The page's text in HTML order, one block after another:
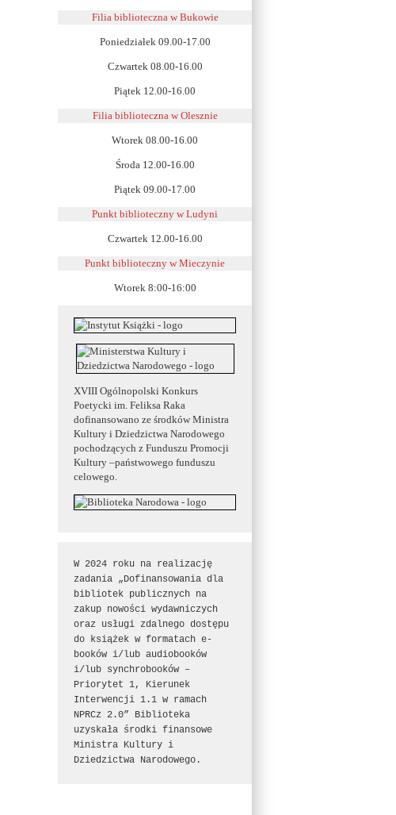
Filia biblioteczna w Bukowie
Poniedziałek 09.00-17.00
Czwartek 08.00-16.00
Piątek 12.00-16.00
Filia biblioteczna w Olesznie
Wtorek 08.00-16.00
Środa 12.00-16.00
Piątek 09.00-17.00
Punkt biblioteczny w Ludyni
Czwartek 12.00-16.00
Punkt biblioteczny w Mieczynie
Wtorek 8:00-16:00
XVIII Ogólnopolski Konkurs
Poetycki im. Feliksa Raka
dofinansowano ze środków Ministra
Kultury i Dziedzictwa Narodowego
pochodzących z Funduszu Promocji
Kultury –państwowego funduszu
celowego.
W 2024 roku na realizację
zadania „Dofinansowania dla
bibliotek publicznych na
zakup nowości wydawniczych
oraz usługi zdalnego dostępu
do książek w formatach e-
booków i/lub audiobooków
i/lub synchrobooków –
Priorytet 1, Kierunek
Interwencji 1.1 w ramach
NPRCz 2.0” Biblioteka
uzyskała środki finansowe
Ministra Kultury i
Dziedzictwa Narodowego.